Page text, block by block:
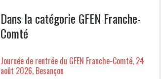
Dans la catégorie GFEN Franche-
Comté
Journée de rentrée du GFEN Franche-Comté, 24
août 2026, Besançon